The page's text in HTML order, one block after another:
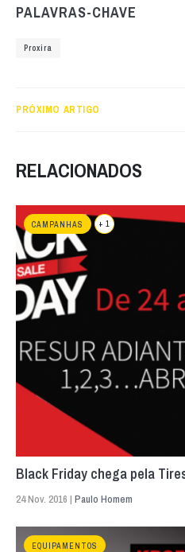
PALAVRAS-CHAVE
Proxira
PRÓXIMO ARTIGO
RELACIONADOS
CAMPANHAS + 1
Black Friday chega pela
24 Nov. 2016 | Paulo Homem
EQUIPAMENTOS